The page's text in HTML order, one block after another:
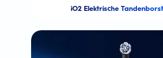
iO2 Elektrische